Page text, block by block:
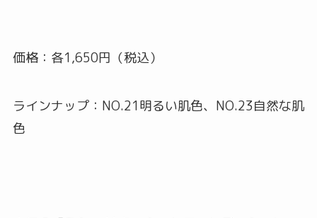
価格：各1,650円（税込）
ラインナップ：NO.21明るい肌色、NO.23自然な肌
色